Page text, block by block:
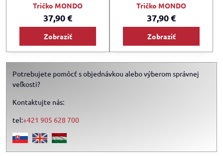
Tričko MONDO
37,90 €
Zobraziť
Tričko MONDO
37,90 €
Zobraziť
Potrebujete pomôcť s objednávkou alebo výberom správnej
veľkosti?
Kontaktujte nás:
tel:+421 905 628 700